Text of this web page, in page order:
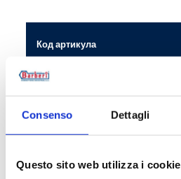
Consenso Dettagli
Questo sito web utilizza i cookie
Код артикула
Y77A250002
Y77A200002